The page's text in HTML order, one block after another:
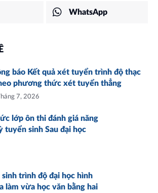
WhatsApp
báo Kết quả xét tuyển trình độ thạc
phương thức xét tuyển thẳng
7, 2026
lớp ôn thi đánh giá năng
tuyển sinh Sau đại học
trình độ đại học hình
làm vừa học văn bằng hai